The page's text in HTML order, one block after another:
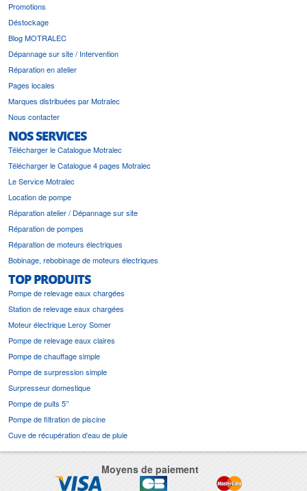
Promotions
Déstockage
Blog MOTRALEC
Dépannage sur site / Intervention
Réparation en atelier
Pages locales
Marques distribuées par Motralec
Nous contacter
NOS SERVICES
Télécharger le Catalogue Motralec
Télécharger le Catalogue 4 pages Motralec
Le Service Motralec
Location de pompe
Réparation atelier / Dépannage sur site
Réparation de pompes
Réparation de moteurs électriques
Bobinage, rebobinage de moteurs électriques
TOP PRODUITS
Pompe de relevage eaux chargées
Station de relevage eaux chargées
Moteur électrique Leroy Somer
Pompe de relevage eaux claires
Pompe de chauffage simple
Pompe de surpression simple
Surpresseur domestique
Pompe de puits 5’’
Pompe de filtration de piscine
Cuve de récupération d’eau de pluie
Moyens de paiement